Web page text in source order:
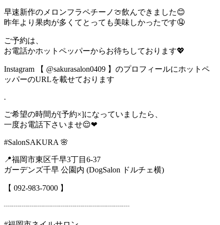
早速新作のメロンフラペチーノ🍈飲んできました😊
昨年より果肉が多くてとっても美味しかったです🤤
ご予約は、
お電話かホットペッパーからお待ちしております💖
Instagram 【 @sakurasalon0409 】のプロフィールにホットペ
ッパーのURLを載せております
.
ご希望の時間が[予約×]になっていましたら、
一度お電話下さいませ😌❤
#SalonSAKURA 🌸
📍福岡市東区千早3丁目6-37
ガーデンズ千早 公園内 (DogSalon ドルチェ横)
【 092-983-7000 】
┈┈┈┈┈┈┈┈┈┈┈┈┈┈┈┈